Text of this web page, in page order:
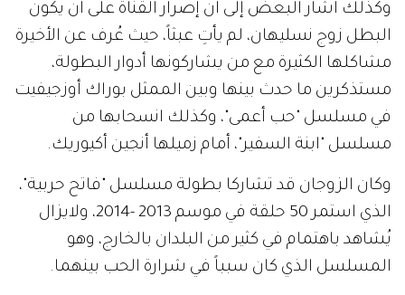
وكذلك أشار البعض إلى أن إصرار القناة على أن يكون
البطل زوج نسليهان، لم يأتِ عبثاً، حيث عُرف عن الأخيرة
مشاكلها الكثيرة مع من يشاركونها أدوار البطولة،
مستذكرين ما حدث بينها وبين الممثل بوراك أوزجيفيت
في مسلسل "حب أعمى"، وكذلك انسحابها من
مسلسل "ابنة السفير"، أمام زميلها أنجين أكيوريك.
وكان الزوجان قد تشاركا بطولة مسلسل "فاتح حربية"،
الذي استمر 50 حلقة في موسم 2013 -2014، ولايزال
يُشاهد باهتمام في كثير من البلدان بالخارج، وهو
المسلسل الذي كان سبباً في شرارة الحب بينهما.